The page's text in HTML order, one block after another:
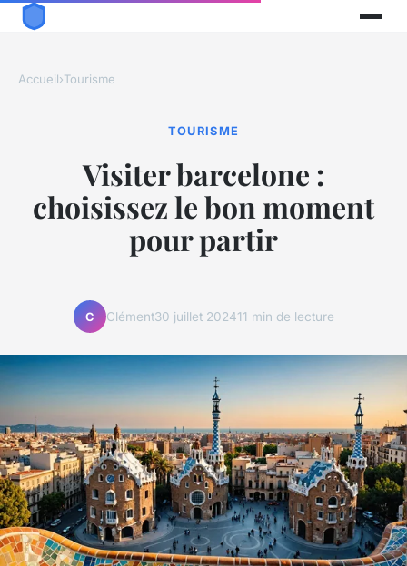
Accueil›Tourisme
TOURISME
Visiter barcelone :
choisissez le bon moment
pour partir
C Clément30 juillet 202411 min de lecture